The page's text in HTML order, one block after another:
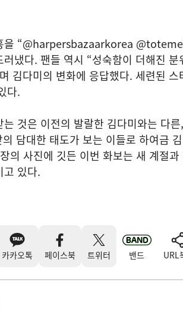
을 “@harpersbazaarkorea
냈다. 팬들 역시 “성숙함이 더해진
김다미의 변화에 응답했다. 세련된
다.
것은 이전의 발랄한 김다미와는 다
담대한 태도가 보는 이들로 하여금
의 사진에 깃든 이번 화보는 새 계절
고 있다.
카카오톡 페이스북 트위터 밴드 URL